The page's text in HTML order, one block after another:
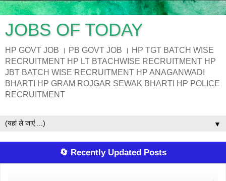
JOBS OF TODAY
HP GOVT JOB । PB GOVT JOB । HP TGT BATCH WISE
RECRUITMENT HP LT BTACHWISE RECRUITMENT HP
JBT BATCH WISE RECRUITMENT HP ANAGANWADI
BHARTI HP GRAM ROJGAR SEWAK BHARTI HP POLICE
RECRUITMENT
▼
🔄 Recently Updated Posts